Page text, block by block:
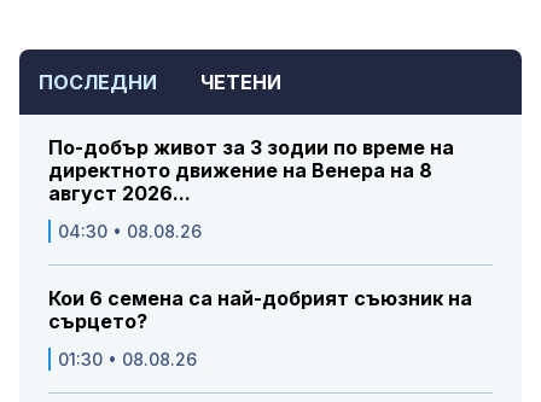
ПОСЛЕДНИ ЧЕТЕНИ
По-добър живот за 3 зодии по време на
директното движение на Венера на 8
август 2026...
04:30 • 08.08.26
Кои 6 семена са най-добрият съюзник на
сърцето?
01:30 • 08.08.26